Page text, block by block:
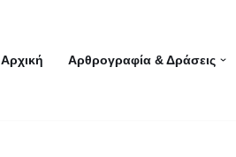
Αρχική Αρθρογραφία & Δράσεις